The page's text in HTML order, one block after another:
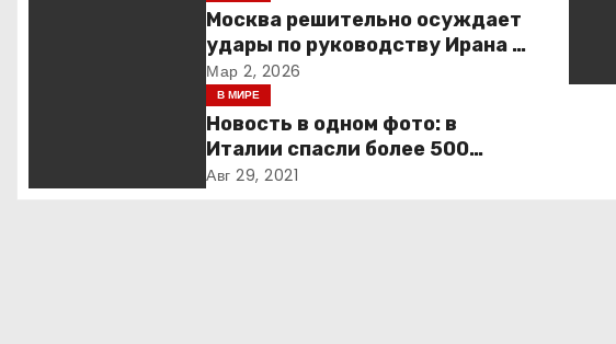
я
Москва решительно осуждает
удары по руководству Ирана и
призывает к немедленной
деэскалации
Мар 2, 2026
В МИРЕ
Новость в одном фото: в
Италии спасли более 500
мигрантов на рыбацкой лодке
Авг 29, 2021